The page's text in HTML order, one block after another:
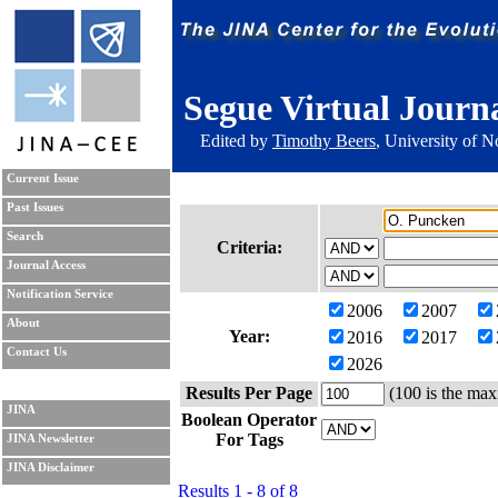
Segue Virtual
Edited by Timothy Beers, University of
Current Issue
Past Issues
Search
Journal Access
Notification Service
About
Contact Us
JINA
JINA Newsletter
JINA Disclaimer
Criteria:
Year:
2006 2007
2016
2017
2026
Results Per Page
(100 is the
Boolean Operator
For Tags
Results 1 - 8 of 8